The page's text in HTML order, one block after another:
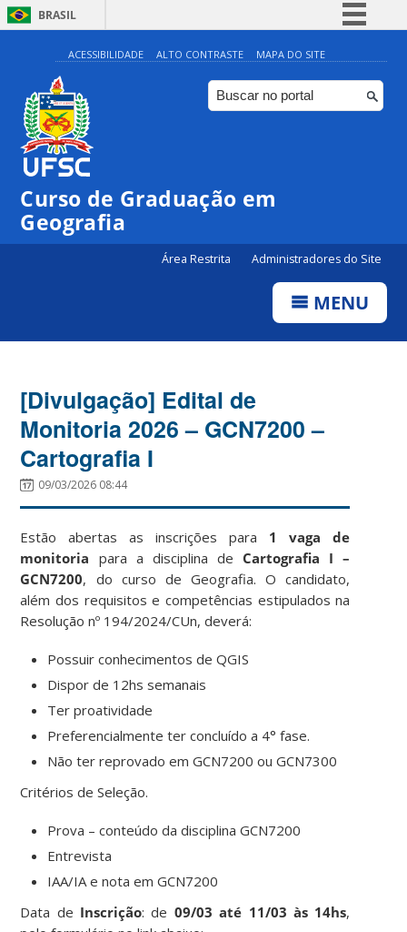
BRASIL
Simplifique!
Comunica BR
Participe
Canais
ACESSIBILIDADE ALTO CONTRASTE MAPA DO SITE
Curso de Graduação em
Geografia
Área Restrita Administradores do Site
MENU
[Divulgação] Edital de
Monitoria 2026 – GCN7200 –
Cartografia I
09/03/2026 08:44
Estão abertas as inscrições para 1 vaga de
monitoria para a disciplina de Cartografia I –
GCN7200, do curso de Geografia. O candidato,
além dos requisitos e competências estipulados na
Resolução nº 194/2024/CUn, deverá:
Possuir conhecimentos de QGIS
Dispor de 12hs semanais
Ter proatividade
Preferencialmente ter concluído a 4° fase.
Não ter reprovado em GCN7200 ou GCN7300
Critérios de Seleção.
Prova – conteúdo da disciplina GCN7200
Entrevista
IAA/IA e nota em GCN7200
Data de Inscrição: de 09/03 até 11/03 às 14hs,